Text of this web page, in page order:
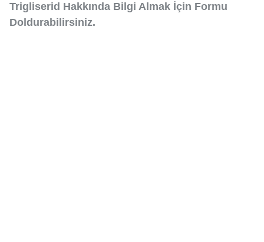
Trigliserid Hakkında Bilgi Almak İçin Formu
Doldurabilirsiniz.